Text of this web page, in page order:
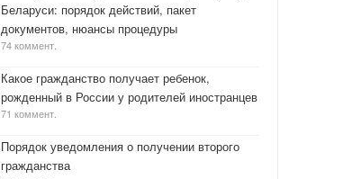
Беларуси: порядок действий, пакет
документов, нюансы процедуры
74 коммент.
Какое гражданство получает ребенок,
рожденный в России у родителей иностранцев
71 коммент.
Порядок уведомления о получении второго
гражданства